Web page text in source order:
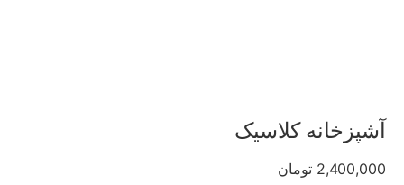
آشپزخانه کلاسیک
2,400,000 تومان